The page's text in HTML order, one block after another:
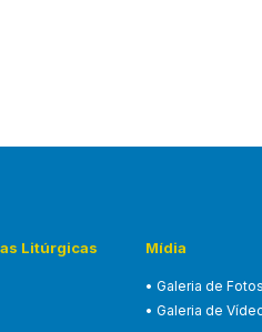
Litúrgicas Mídia
• Galeria de Fotos
• Galeria de